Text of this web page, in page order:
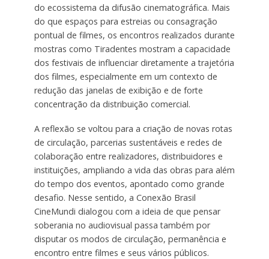
do ecossistema da difusão cinematográfica. Mais
do que espaços para estreias ou consagração
pontual de filmes, os encontros realizados durante
mostras como Tiradentes mostram a capacidade
dos festivais de influenciar diretamente a trajetória
dos filmes, especialmente em um contexto de
redução das janelas de exibição e de forte
concentração da distribuição comercial.
A reflexão se voltou para a criação de novas rotas
de circulação, parcerias sustentáveis e redes de
colaboração entre realizadores, distribuidores e
instituições, ampliando a vida das obras para além
do tempo dos eventos, apontado como grande
desafio. Nesse sentido, a Conexão Brasil
CineMundi dialogou com a ideia de que pensar
soberania no audiovisual passa também por
disputar os modos de circulação, permanência e
encontro entre filmes e seus vários públicos.